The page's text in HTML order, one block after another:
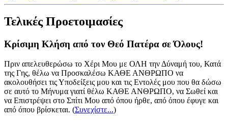
Τελικές Προετοιμασίες
Κρίσιμη Κλήση από τον Θεό Πατέρα σε Όλους!
Πριν απελευθερώσω το Χέρι Μου με ΟΛΗ την Δύναμή του, Κατά
της Γης, θέλω να Προσκαλέσω ΚΑΘΕ ΑΝΘΡΩΠΟ να
ακολουθήσει τις Υποδείξεις μου και τις Εντολές μου που θα δώσω
σε αυτό το Μήνυμα γιατί θέλω ΚΑΘΕ ΑΝΘΡΩΠΟ, να Σωθεί και
να Επιστρέψει στο Σπίτι Μου από όπου ήρθε, από όπου έφυγε και
από όπου βρίσκεται. (Συνεχίστε...)